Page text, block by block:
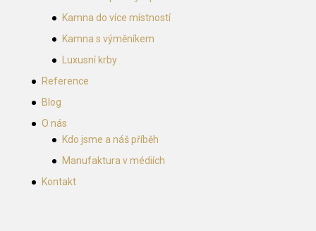
Kamna do více místností
Kamna s výměníkem
Luxusní krby
Reference
Blog
O nás
Kdo jsme a náš příběh
Manufaktura v médiích
Kontakt